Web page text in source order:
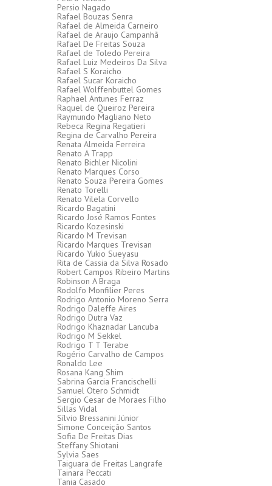
Persio Nagado
Rafael Bouzas Senra
Rafael de Almeida Carneiro
Rafael de Araujo Campanhã
Rafael De Freitas Souza
Rafael de Toledo Pereira
Rafael Luiz Medeiros Da Silva
Rafael S Koraicho
Rafael Sucar Koraicho
Rafael Wolffenbuttel Gomes
Raphael Antunes Ferraz
Raquel de Queiroz Pereira
Raymundo Magliano Neto
Rebeca Regina Regatieri
Regina de Carvalho Pereira
Renata Almeida Ferreira
Renato A Trapp
Renato Bichler Nicolini
Renato Marques Corso
Renato Souza Pereira Gomes
Renato Torelli
Renato Vilela Corvello
Ricardo Bagatini
Ricardo José Ramos Fontes
Ricardo Kozesinski
Ricardo M Trevisan
Ricardo Marques Trevisan
Ricardo Yukio Sueyasu
Rita de Cassia da Silva Rosado
Robert Campos Ribeiro Martins
Robinson A Braga
Rodolfo Monfilier Peres
Rodrigo Antonio Moreno Serra
Rodrigo Daleffe Aires
Rodrigo Dutra Vaz
Rodrigo Khaznadar Lancuba
Rodrigo M Sekkel
Rodrigo T T Terabe
Rogério Carvalho de Campos
Ronaldo Lee
Rosana Kang Shim
Sabrina Garcia Francischelli
Samuel Otero Schmidt
Sergio Cesar de Moraes Filho
Sillas Vidal
Sílvio Bressanini Júnior
Simone Conceição Santos
Sofia De Freitas Dias
Steffany Shiotani
Sylvia Saes
Taiguara de Freitas Langrafe
Tainara Peccati
Tania Casado